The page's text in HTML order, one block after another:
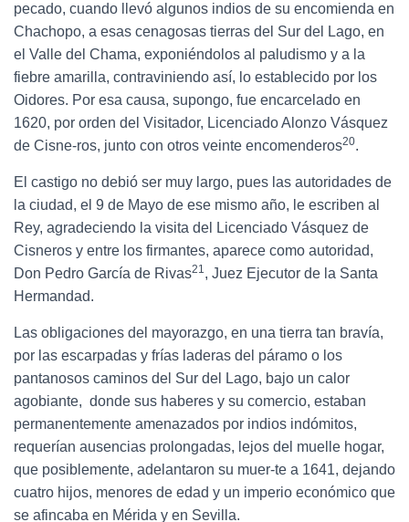
pecado, cuando llevó algunos indios de su encomienda en
Chachopo, a esas cenagosas tierras del Sur del Lago, en
el Valle del Chama, exponiéndolos al paludismo y a la
fiebre amarilla, contraviniendo así, lo establecido por los
Oidores. Por esa causa, supongo, fue encarcelado en
1620, por orden del Visitador, Licenciado Alonzo Vásquez
de Cisne-ros, junto con otros veinte encomenderos20.
El castigo no debió ser muy largo, pues las autoridades de
la ciudad, el 9 de Mayo de ese mismo año, le escriben al
Rey, agradeciendo la visita del Licenciado Vásquez de
Cisneros y entre los firmantes, aparece como autoridad,
Don Pedro García de Rivas21, Juez Ejecutor de la Santa
Hermandad.
Las obligaciones del mayorazgo, en una tierra tan bravía,
por las escarpadas y frías laderas del páramo o los
pantanosos caminos del Sur del Lago, bajo un calor
agobiante, donde sus haberes y su comercio, estaban
permanentemente amenazados por indios indómitos,
requerían ausencias prolongadas, lejos del muelle hogar,
que posiblemente, adelantaron su muer-te a 1641, dejando
cuatro hijos, menores de edad y un imperio económico que
se afincaba en Mérida y en Sevilla.